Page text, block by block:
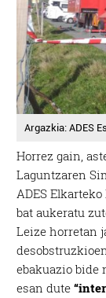
Argazkia: ADES
Horrez gain,
Laguntzaren
ADES
bat aukeratu
Leize horretan
ebakuazio bide
esan dute